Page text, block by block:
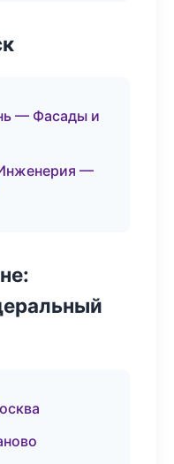
— Фасады и
—